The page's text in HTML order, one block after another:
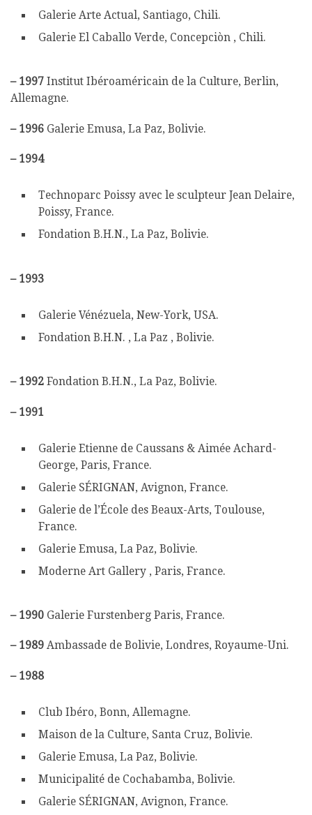
Galerie Arte Actual, Santiago, Chili.
Galerie El Caballo Verde, Concepciòn , Chili.
– 1997 Institut Ibéroaméricain de la Culture, Berlin,
Allemagne.
– 1996 Galerie Emusa, La Paz, Bolivie.
– 1994
Technoparc Poissy avec le sculpteur Jean Delaire,
Poissy, France.
Fondation B.H.N., La Paz, Bolivie.
– 1993
Galerie Vénézuela, New-York, USA.
Fondation B.H.N. , La Paz , Bolivie.
– 1992 Fondation B.H.N., La Paz, Bolivie.
– 1991
Galerie Etienne de Caussans & Aimée Achard-
George, Paris, France.
Galerie SÉRIGNAN, Avignon, France.
Galerie de l’École des Beaux-Arts, Toulouse,
France.
Galerie Emusa, La Paz, Bolivie.
Moderne Art Gallery , Paris, France.
– 1990 Galerie Furstenberg Paris, France.
– 1989 Ambassade de Bolivie, Londres, Royaume-Uni.
– 1988
Club Ibéro, Bonn, Allemagne.
Maison de la Culture, Santa Cruz, Bolivie.
Galerie Emusa, La Paz, Bolivie.
Municipalité de Cochabamba, Bolivie.
Galerie SÉRIGNAN, Avignon, France.